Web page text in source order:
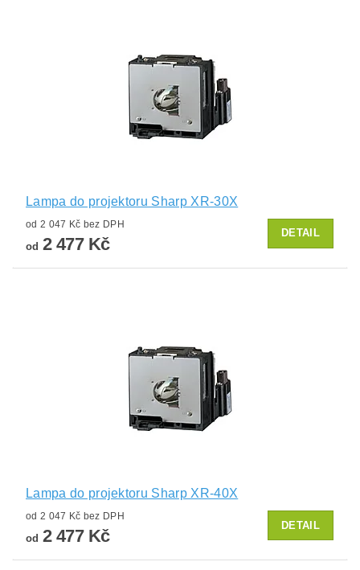
Lampa do projektoru Sharp XR-30X
od 2 047 Kč bez DPH
od 2 477 Kč
DETAIL
Lampa do projektoru Sharp XR-40X
od 2 047 Kč bez DPH
od 2 477 Kč
DETAIL